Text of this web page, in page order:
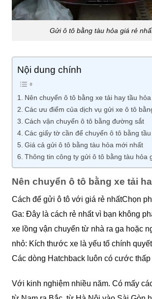
Gửi ô tô bằng tàu hỏa giá rẻ
Nội dung chính
Nên chuyển ô tô bằng xe tải hay tầu hỏa
Các ưu điểm của dịch vụ gửi xe ô tô
Cách vận chuyển ô tô bằng đường sắt
Các giấy tờ cần để chuyển ô tô bằng
Giá cả gửi ô tô bằng tàu hỏa mới nhất
Thông tin công ty gửi ô tô bằng tàu hỏa
Nên chuyển ô tô bằng xe tải
Cách để gửi ô tô với giá rẻ nhấtChọn
Ga: Đây là cách rẻ nhất vì bạn không
xe lồng vận chuyển từ nhà ra ga hoặc
nhỏ: Kích thước xe là yếu tố chính
Các dòng Hatchback luôn có cước thấp
Với kinh nghiệm nhiều năm. Có mấy